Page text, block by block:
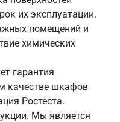
их эксплуатации.
помещений и
химических
гарантия
качестве шкафов
Ростеста.
Мы является